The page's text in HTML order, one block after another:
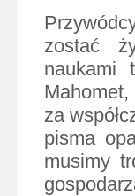
zostać
naukami
za
pisma
musimy